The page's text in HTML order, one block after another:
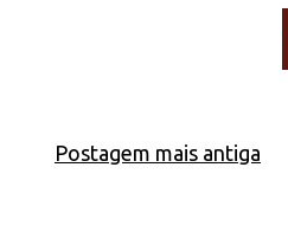
Postagem mais antiga